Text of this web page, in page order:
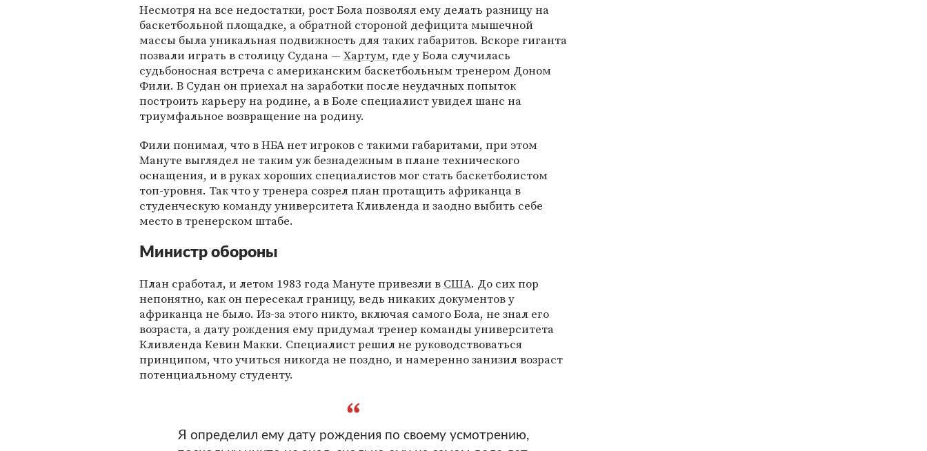
Несмотря на все недостатки, рост Бола позволял ему делать разницу на
баскетбольной площадке, а обратной стороной дефицита мышечной
массы была уникальная подвижность для таких габаритов. Вскоре гиганта
позвали играть в столицу Судана — Хартум, где у Бола случилась
судьбоносная встреча с американским баскетбольным тренером Доном
Фили. В Судан он приехал на заработки после неудачных попыток
построить карьеру на родине, а в Боле специалист увидел шанс на
триумфальное возвращение на родину.
Фили понимал, что в НБА нет игроков с такими габаритами, при этом
Мануте выглядел не таким уж безнадежным в плане технического
оснащения, и в руках хороших специалистов мог стать баскетболистом
топ-уровня. Так что у тренера созрел план протащить африканца в
студенческую команду университета Кливленда и заодно выбить себе
место в тренерском штабе.
Министр обороны
План сработал, и летом 1983 года Мануте привезли в США. До сих пор
непонятно, как он пересекал границу, ведь никаких документов у
африканца не было. Из-за этого никто, включая самого Бола, не знал его
возраста, а дату рождения ему придумал тренер команды университета
Кливленда Кевин Макки. Специалист решил не руководствоваться
принципом, что учиться никогда не поздно, и намеренно занизил возраст
потенциальному студенту.
Я определил ему дату рождения по своему усмотрению,